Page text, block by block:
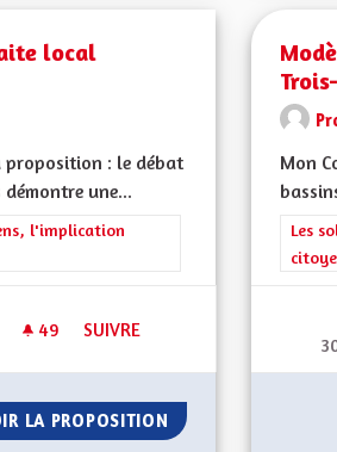
local
: le débat
une...
: Les solidarités, les soins et les liens,
l'implication
49 49 ABONNÉS
SUIVRE
CRÉER UN RÉGIME DE
LA PROPOSITION CRÉER UN
Mon
Les